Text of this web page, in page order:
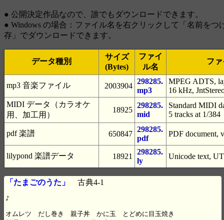
● 公開決定作品なので、誰でもダウンロードできます。
● Windows の場合：ファイル名を右クリックして「名前をつ
存」でダウンロードできます。
データ種別
サイズ
(Bytes)
ファイ
ル名
フ
mp3 音楽ファイル 2003904
298285.
mp3
MPEG ADTS,
16 kHz,
MIDI データ（カラオケ
用、加工用）
18925
298285.
mid
Standard MIDI
5 tracks at 1/384
pdf 楽譜 650847
298285.
pdf
PDF document,
lilypond 楽譜データ 18921
298285.
ly
Unicode text,
「たまごのうた」 古典4-1
♪
オムレツ　だし巻き　親子丼　かに玉　とどめに目玉焼き